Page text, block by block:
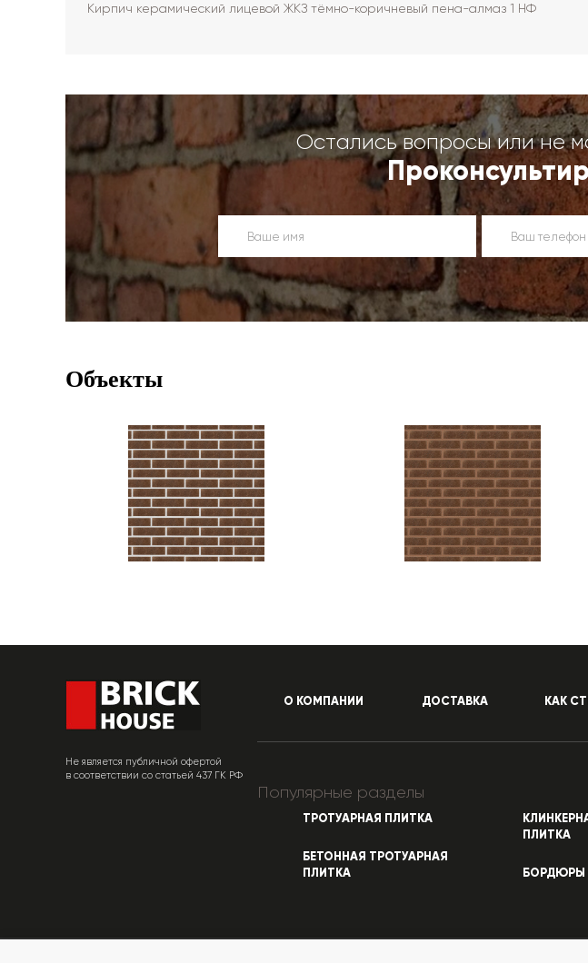
Кирпич керамический лицевой ЖКЗ тёмно-коричневый пена-алмаз 1 НФ
Остались вопросы или не
Объекты
Не является публичной офертой
в соответствии со статьей 437 ГК РФ
О КОМПАНИИ ДОСТАВКА КАК
Популярные разделы
ТРОТУАРНАЯ ПЛИТКА
БЕТОННАЯ ТРОТУАРНАЯ
ПЛИТКА
ПЛИТКА
БОРДЮРЫ